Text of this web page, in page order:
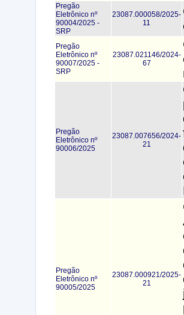
Pregão
Eletrônico nº
90004/2025 -
SRP
23087.000058/2025-
11
Pregão
Eletrônico nº
90007/2025 -
SRP
23087.021146/2024-
67
Pregão
Eletrônico nº
90006/2025
23087.007656/2024-
21
Pregão
Eletrônico nº
90005/2025
23087.000921/2025-
21